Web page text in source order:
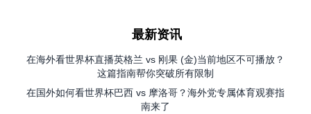
最新资讯
在海外看世界杯直播英格兰 vs 刚果 (金)当前地区不可播放？
这篇指南帮你突破所有限制
在国外如何看世界杯巴西 vs 摩洛哥？海外党专属体育观赛指
南来了